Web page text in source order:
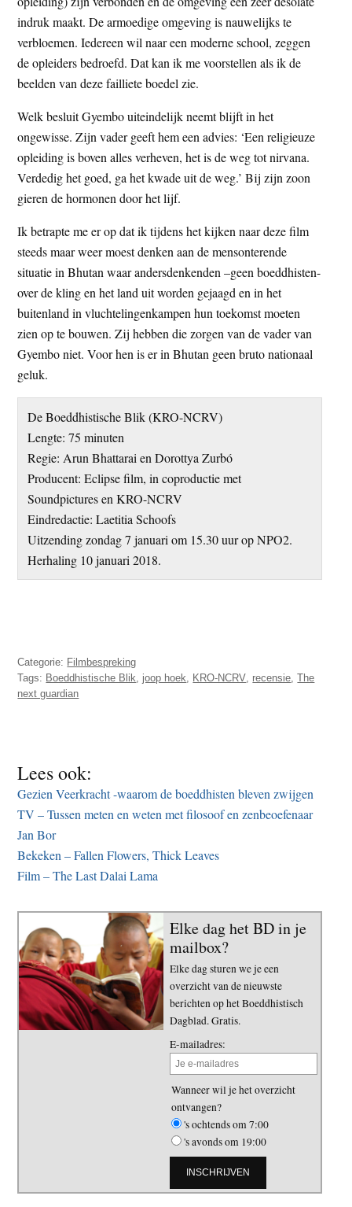
indruk maakt. De armoedige omgeving is nauwelijks te
verbloemen. Iedereen wil naar een moderne school, zeggen
de opleiders bedroefd. Dat kan ik me voorstellen als ik de
beelden van deze failliete boedel zie.
Welk besluit Gyembo uiteindelijk neemt blijft in het
ongewisse. Zijn vader geeft hem een advies: ‘Een religieuze
opleiding is boven alles verheven, het is de weg tot nirvana.
Verdedig het goed, ga het kwade uit de weg.’ Bij zijn zoon
gieren de hormonen door het lijf.
Ik betrapte me er op dat ik tijdens het kijken naar deze film
steeds maar weer moest denken aan de mensonterende
situatie in Bhutan waar andersdenkenden –geen boeddhisten-
over de kling en het land uit worden gejaagd en in het
buitenland in vluchtelingenkampen hun toekomst moeten
zien op te bouwen. Zij hebben die zorgen van de vader van
Gyembo niet. Voor hen is er in Bhutan geen bruto nationaal
geluk.
De Boeddhistische Blik (KRO-NCRV)
Lengte: 75 minuten
Regie: Arun Bhattarai en Dorottya Zurbó
Producent: Eclipse film, in coproductie met
Soundpictures en KRO-NCRV
Eindredactie: Laetitia Schoofs
Uitzending zondag 7 januari om 15.30 uur op NPO2.
Herhaling 10 januari 2018.
Categorie: Filmbespreking
Tags: Boeddhistische Blik, joop hoek, KRO-NCRV, recensie,The
next guardian
Lees ook:
Gezien Veerkracht -waarom de boeddhisten bleven zwijgen
TV – Tussen meten en weten met filosoof en zenbeoefenaar
Jan Bor
Bekeken – Fallen Flowers, Thick Leaves
Film – The Last Dalai Lama
Elke dag het BD in je
mailbox?
Elke dag sturen we je een
overzicht van de nieuwste
berichten op het Boeddhistisch
Dagblad. Gratis.
E-mailadres:
Wanneer wil je het overzicht
ontvangen?
's ochtends om 7:00
's avonds om 19:00